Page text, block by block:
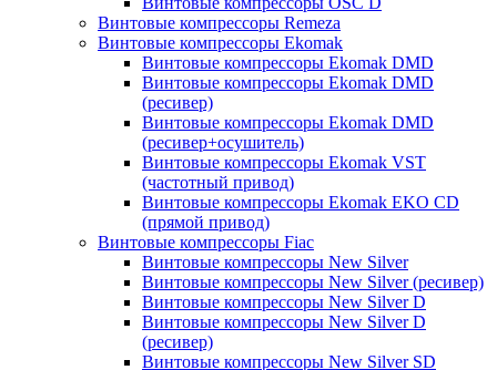
Винтовые компрессоры Remeza
Винтовые компрессоры Ekomak
Винтовые компрессоры Ekomak DMD
Винтовые компрессоры Ekomak DMD
(ресивер)
Винтовые компрессоры Ekomak DMD
(ресивер+осушитель)
Винтовые компрессоры Ekomak VST
(частотный привод)
Винтовые компрессоры Ekomak EKO CD
(прямой привод)
Винтовые компрессоры Fiac
Винтовые компрессоры New Silver
Винтовые компрессоры New Silver (ресивер)
Винтовые компрессоры New Silver D
Винтовые компрессоры New Silver D
(ресивер)
Винтовые компрессоры New Silver SD